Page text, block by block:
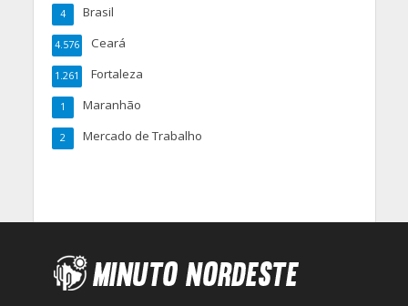
Brasil
4
Ceará
4.576
Fortaleza
1.261
Maranhão
1
Mercado de Trabalho
2